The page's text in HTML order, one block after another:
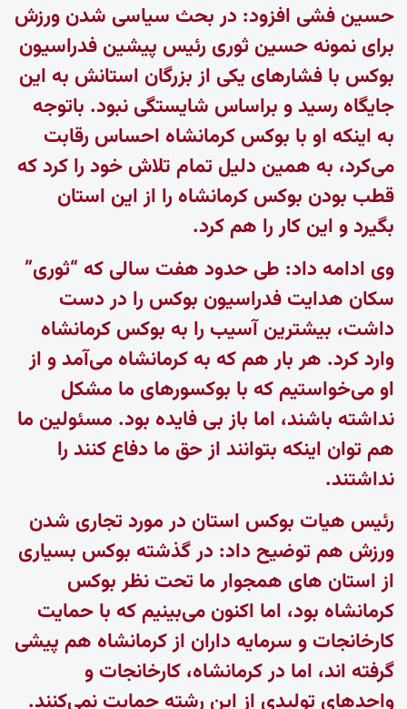
حسین فشی افزود: در بحث سیاسی شدن ورزش
برای نمونه حسین ثوری رئیس پیشین فدراسیون
بوکس با فشارهای یکی از بزرگان استانش به این
جایگاه رسید و براساس شایستگی نبود. باتوجه
به اینکه او با بوکس کرمانشاه احساس رقابت
می‌کرد، به همین دلیل تمام تلاش خود را کرد که
قطب بودن بوکس کرمانشاه را از این استان
بگیرد و این کار را هم کرد.
وی ادامه داد: طی حدود هفت سالی که “ثوری”
سکان هدایت فدراسیون بوکس را در دست
داشت، بیشترین آسیب را به بوکس کرمانشاه
وارد کرد. هر بار هم که به کرمانشاه می‌آمد و از
او می‌خواستیم که با بوکسورهای ما مشکل
نداشته باشند، اما باز بی فایده بود. مسئولین ما
هم توان اینکه بتوانند از حق ما دفاع کنند را
نداشتند.
رئیس هیات بوکس استان در مورد تجاری شدن
ورزش هم توضیح داد: در گذشته بوکس بسیاری
از استان های همجوار ما تحت نظر بوکس
کرمانشاه بود، اما اکنون می‌بینیم که با حمایت
کارخانجات و سرمایه داران از کرمانشاه هم پیشی
گرفته اند، اما در کرمانشاه، کارخانجات و
واحدهای تولیدی از این رشته حمایت نمی‌کنند.